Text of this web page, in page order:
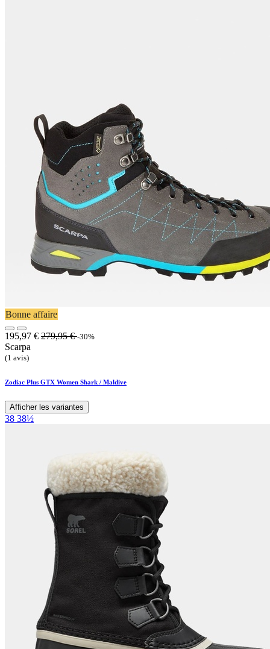
Bonne affaire
195,97 € 279,95€ -30%
Scarpa
(1 avis)
Zodiac Plus GTX Women Shark / Maldive
Afficher les variantes
38 38½